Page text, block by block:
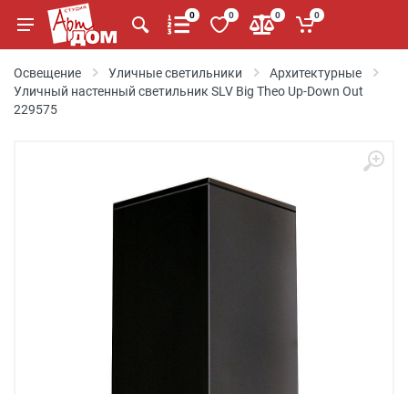
0 0 0 0
Освещение Уличные светильники
Архитектурные
Уличный настенный светильник SLV Big Theo Up-Down Out
229575